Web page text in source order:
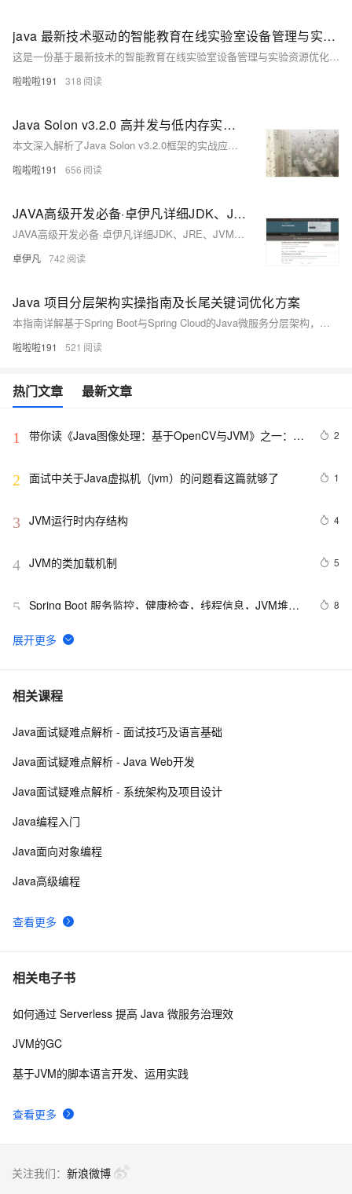
java 最新技术驱动的智能教育在线实验室设备管理与实验资源优化实操指南
这是一份基于最新技术的智能教育在线实验室设备管理与实验资源优化的实操指南，涵盖系统搭建、核心功能实现及优化策略。采用Flink实时处理、Kafka消息队列、Elasticsearch搜索分析和Redis缓存等技术栈，结合强化学习动态优化资源调度。指南详细描述了开发环境准备、基础组件部署、数据采集与处理、模型训练、API服务集成及性能调优步骤，支持高并发设备接入与低延迟处理，满足教育机构数字化转型需求。代码已提供下载链接，助力快速构建智能化实验室管理系统。
啦啦啦191 318
Java Solon v3.2.0 高并发与低内存实战指南之解决方案优化
本文深入解析了Java Solon v3.2.0框架的实战应用，聚焦高并发与低内存消耗场景。通过响应式编程、云原生支持、内存优化等特性，结合API网关、数据库操作及分布式缓存实例，展示其在秒杀系统中的性能优势。文章还提供了Docker部署、监控方案及实际效果数据，助力开发者构建高效稳定的应用系统。代码示例详尽，适合希望提升系统性能的Java开发者参考。
啦啦啦191 656
JAVA高级开发必备·卓伊凡详细JDK、JRE、JVM与Java生态深度解析-形象比喻系统理解-优雅草卓伊凡
JAVA高级开发必备·卓伊凡详细JDK、JRE、JVM与Java生态深度解析-形象比喻系统理解-优雅草卓伊凡
卓伊凡 742
Java 项目分层架构实操指南及长尾关键词优化方案
本指南详解基于Spring Boot与Spring Cloud的Java微服务分层架构，以用户管理系统为例，涵盖技术选型、核心代码实现、服务治理及部署实践，助力掌握现代化Java企业级开发方案。
啦啦啦191 521
热门文章 最新文章
1
带你读《Java图像处理：基于OpenCV与JVM》之一：基
2
2 面试中关于Java虚拟机（jvm）的问题看这篇就够了 1
3 JVM运行时内存结构 4
4 JVM的类加载机制 5
5 Spring Boot 服务监控，健康检查，线程信息，JVM堆信
8
6
JVM 内存分析神器 MAT: Shallow Heap Vs Retained
7 Arthas vmtool（从 jvm 里查询对象，执行 forceGc）
8 JVM语言生态发展简史
10设置tomcat的jvm的虚拟内存大小
相关课程
查看更多
Java面试疑难点解析 - 面试技巧及语言基础
Java面试疑难点解析 - Java Web开发
Java面试疑难点解析 - 系统架构及项目设计
Java编程入门
Java面向对象编程
Java高级编程
相关电子书
查看更多
如何通过 Serverless 提高 Java 微服务治理效
JVM的GC
基于JVM的脚本语言开发、运用实践
关注我们： 新浪微博